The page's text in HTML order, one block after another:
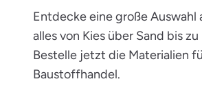
Entdecke eine große
alles von Kies über Sand bis
Bestelle jetzt die Materialien
Baustoffhandel.